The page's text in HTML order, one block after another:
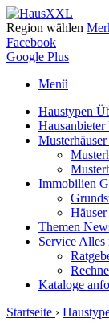
Region wählen
Facebook
Google Plus
Menü
Haustypen
Hausanbieter
Musterhäuser
Immobilien
Häuser
Themen
Service Alles
Kataloge
Startseite ›